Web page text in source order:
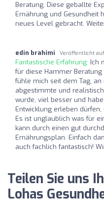
Beratung. Diese geballte
Ernährung und Gesundheit
neues Level gebracht.
edin brahimi Veröffentlicht auf
Fantastische Erfahrung: Ich
für diese Hammer
fühle mich seit dem Tag,
abgestimmte und
wurde, viel besser und
Entwicklung erleben
Es ist unglaublich was für
kann durch einen gut
Ernährungsplan. Einfach
auch fachlich fantastisch!
Teilen Sie uns
Lohas